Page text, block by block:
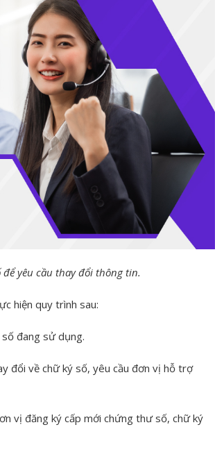
yêu cầu thay đổi thông tin.
hiện quy trình sau:
đang sử dụng.
đổi về chữ ký số, yêu cầu đơn vị hỗ trợ
vị đăng ký cấp mới chứng thư số, chữ ký